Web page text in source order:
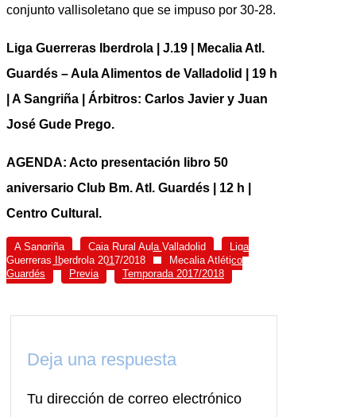
conjunto vallisoletano que se impuso por 30-28.
Liga Guerreras Iberdrola | J.19 | Mecalia Atl.
Guardés – Aula Alimentos de Valladolid | 19 h
| A Sangriña | Árbitros: Carlos Javier y Juan
José Gude Prego.
AGENDA: Acto presentación libro 50
aniversario Club Bm. Atl. Guardés | 12 h |
Centro Cultural.
A Sangriña Caja Rural Aula Valladolid
Liga
Guerreras Iberdrola 2017/2018
Mecalia Atlético
Guardés
Previa Temporada 2017/2018
Deja una respuesta
Tu dirección de correo electrónico